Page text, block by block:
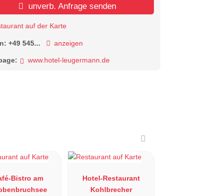
unverb. Anfrage senden
auf der Karte
+49 545... anzeigen
www.hotel-leugermann.de
Bistro am
Hotel-Restaurant
Kohlbrecher